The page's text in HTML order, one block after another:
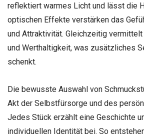
reflektiert warmes Licht und lässt die
optischen Effekte verstärken das
und Attraktivität. Gleichzeitig
und Werthaltigkeit, was zusätzliches
schenkt.
Die bewusste Auswahl von
Akt der Selbstfürsorge und des
Jedes Stück erzählt eine Geschichte
individuellen Identität bei. So